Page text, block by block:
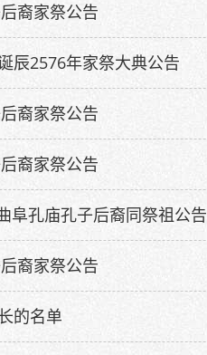
裔家祭公告
辰2576年家祭大典公告
裔家祭公告
裔家祭公告
阜孔庙孔子后裔同祭祖公告
裔家祭公告
的名单